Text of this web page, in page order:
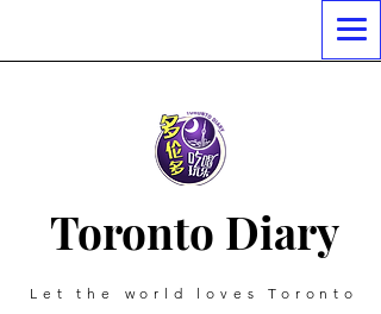
Toronto Diary
Let the world loves Toronto